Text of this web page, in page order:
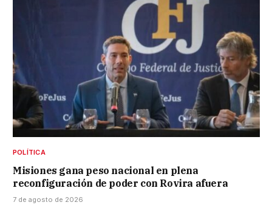
POLÍTICA
Misiones gana peso nacional en plena
reconfiguración de poder con Rovira afuera
7 de agosto de 2026